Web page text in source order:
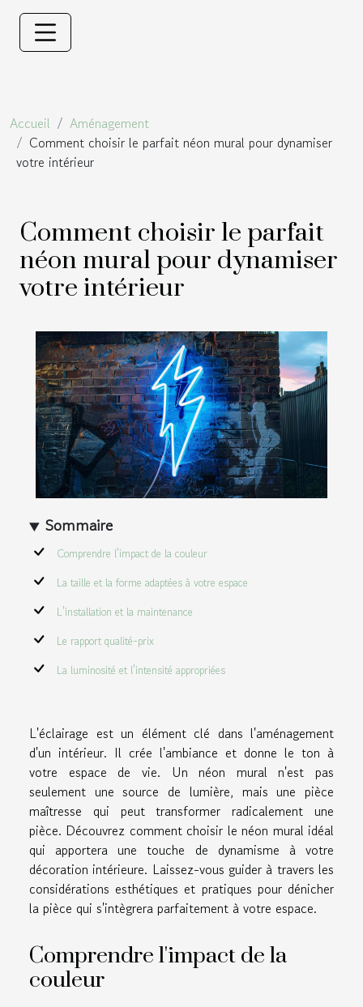
Accueil
Aménagement
Comment choisir le parfait néon mural pour dynamiser
votre intérieur
Comment choisir le parfait
néon mural pour dynamiser
votre intérieur
Sommaire
Comprendre l'impact de la couleur
La taille et la forme adaptées à votre espace
L'installation et la maintenance
Le rapport qualité-prix
La luminosité et l'intensité appropriées
L'éclairage est un élément clé dans l'aménagement
d'un intérieur. Il crée l'ambiance et donne le ton à
votre espace de vie. Un néon mural n'est pas
seulement une source de lumière, mais une pièce
maîtresse qui peut transformer radicalement une
pièce. Découvrez comment choisir le néon mural idéal
qui apportera une touche de dynamisme à votre
décoration intérieure. Laissez-vous guider à travers les
considérations esthétiques et pratiques pour dénicher
la pièce qui s'intègrera parfaitement à votre espace.
Comprendre l'impact de la
couleur